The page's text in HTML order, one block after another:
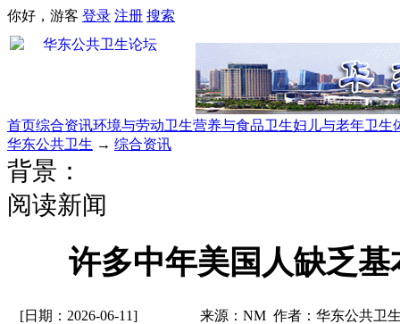
你好，游客 登录 注册 搜索
首页综合资讯环境与劳动卫生营养与食品卫生妇儿与老年卫生
华东公共卫生 → 综合资讯
背景：
阅读新闻
许多中年美国人缺乏
[日期：2026-06-11] 来源：NM 作者：华东公共卫